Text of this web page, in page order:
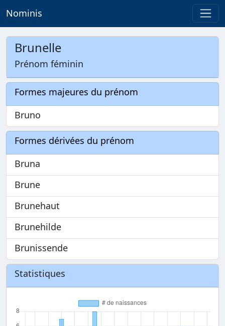
Nominis
Brunelle
Prénom féminin
Formes majeures du prénom
Bruno
Formes dérivées du prénom
Bruna
Brune
Brunehaut
Brunehilde
Brunissende
Statistiques